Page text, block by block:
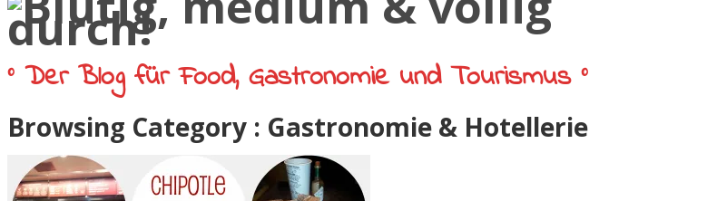
° Der Blog für Food, Gastronomie und Tourismus °
Browsing Category : Gastronomie & Hotellerie